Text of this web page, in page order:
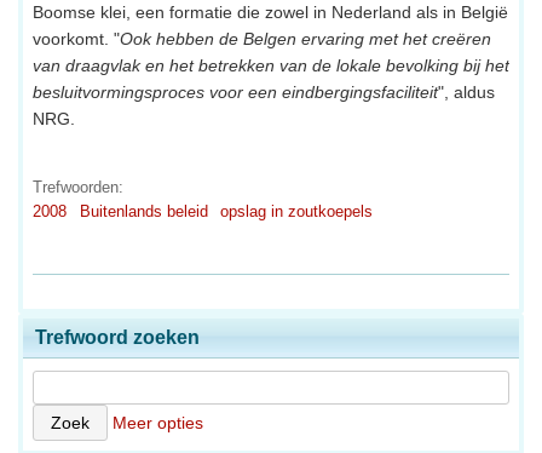
Boomse klei, een formatie die zowel in Nederland als in België
voorkomt. "Ook hebben de Belgen ervaring met het creëren
van draagvlak en het betrekken van de lokale bevolking bij het
besluitvormingsproces voor een eindbergingsfaciliteit", aldus
NRG.
Trefwoorden:
2008
Buitenlands beleid opslag in zoutkoepels
Trefwoord zoeken
Meer opties